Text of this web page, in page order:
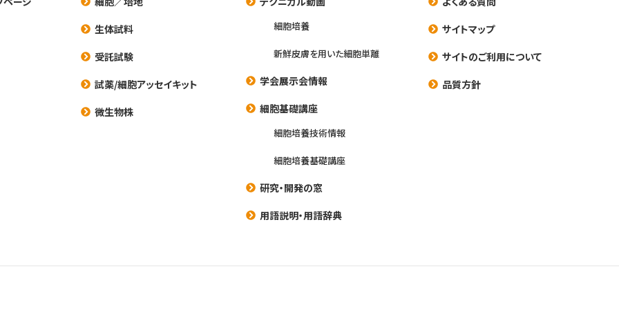
生体試料
受託試験
試薬/細胞アッセイキット
微生物株
細胞培養
新鮮皮膚を用いた細胞単離
学会展示会情報
細胞基礎講座
細胞培養技術情報
細胞培養基礎講座
研究・開発の窓
用語説明・用語辞典
サイトマップ
サイトのご利用について
品質方針